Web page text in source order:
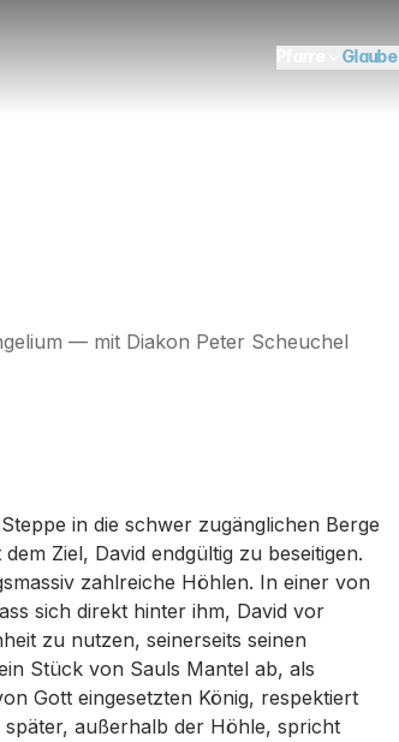
Glaube
— mit Diakon Peter Scheuchel
in die schwer zugänglichen Berge
Ziel, David endgültig zu beseitigen.
zahlreiche Höhlen. In einer von
sich direkt hinter ihm, David vor
zu nutzen, seinerseits seinen
Stück von Sauls Mantel ab, als
Gott eingesetzten König, respektiert
außerhalb der Höhle, spricht